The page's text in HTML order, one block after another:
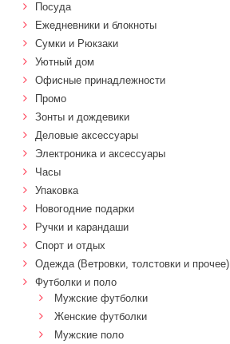
Посуда
Ежедневники и блокноты
Сумки и Рюкзаки
Уютный дом
Офисные принадлежности
Промо
Зонты и дождевики
Деловые аксессуары
Электроника и аксессуары
Часы
Упаковка
Новогодние подарки
Ручки и карандаши
Спорт и отдых
Одежда (Ветровки, толстовки и прочее)
Футболки и поло
Мужские футболки
Женские футболки
Мужские поло